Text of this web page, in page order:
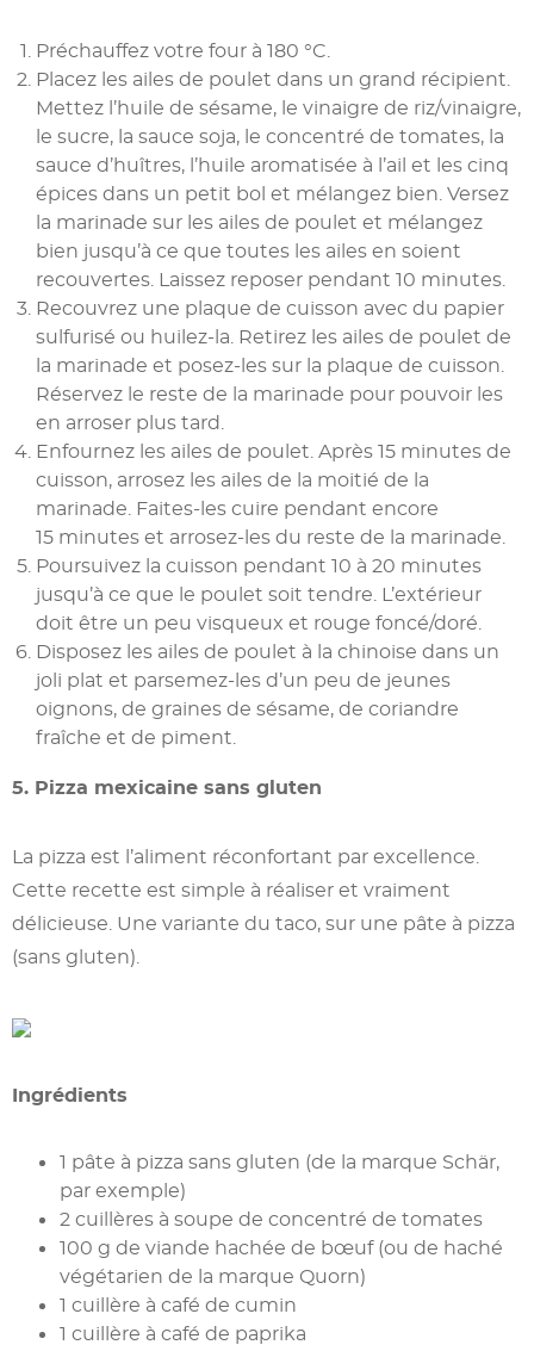
Préchauffez votre four à 180 °C.
Placez les ailes de poulet dans un grand récipient.
Mettez l’huile de sésame, le vinaigre de riz/vinaigre,
le sucre, la sauce soja, le concentré de tomates, la
sauce d’huîtres, l’huile aromatisée à l’ail et les cinq
épices dans un petit bol et mélangez bien. Versez
la marinade sur les ailes de poulet et mélangez
bien jusqu’à ce que toutes les ailes en soient
recouvertes. Laissez reposer pendant 10 minutes.
Recouvrez une plaque de cuisson avec du papier
sulfurisé ou huilez-la. Retirez les ailes de poulet de
la marinade et posez-les sur la plaque de cuisson.
Réservez le reste de la marinade pour pouvoir les
en arroser plus tard.
Enfournez les ailes de poulet. Après 15 minutes de
cuisson, arrosez les ailes de la moitié de la
marinade. Faites-les cuire pendant encore
15 minutes et arrosez-les du reste de la marinade.
Poursuivez la cuisson pendant 10 à 20 minutes
jusqu’à ce que le poulet soit tendre. L’extérieur
doit être un peu visqueux et rouge foncé/doré.
Disposez les ailes de poulet à la chinoise dans un
joli plat et parsemez-les d’un peu de jeunes
oignons, de graines de sésame, de coriandre
fraîche et de piment.
5. Pizza mexicaine sans gluten
La pizza est l’aliment réconfortant par excellence.
Cette recette est simple à réaliser et vraiment
délicieuse. Une variante du taco, sur une pâte à pizza
(sans gluten).
Ingrédients
1 pâte à pizza sans gluten (de la marque Schär,
par exemple)
2 cuillères à soupe de concentré de tomates
100 g de viande hachée de bœuf (ou de haché
végétarien de la marque Quorn)
1 cuillère à café de cumin
1 cuillère à café de paprika